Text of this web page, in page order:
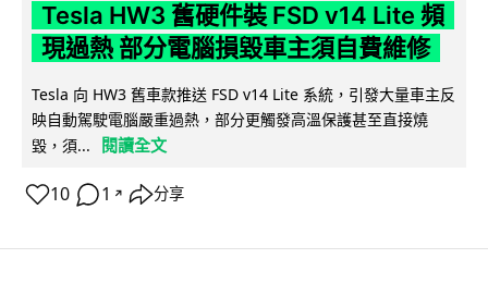
Tesla HW3 舊硬件裝 FSD v14 Lite 頻
現過熱 部分電腦損毀車主須自費維修
Tesla 向 HW3 舊車款推送 FSD v14 Lite 系統，引發大量車主反
映自動駕駛電腦嚴重過熱，部分更觸發高溫保護甚至直接燒
毀，須...
閱讀全文
10 1 ↗ 分享